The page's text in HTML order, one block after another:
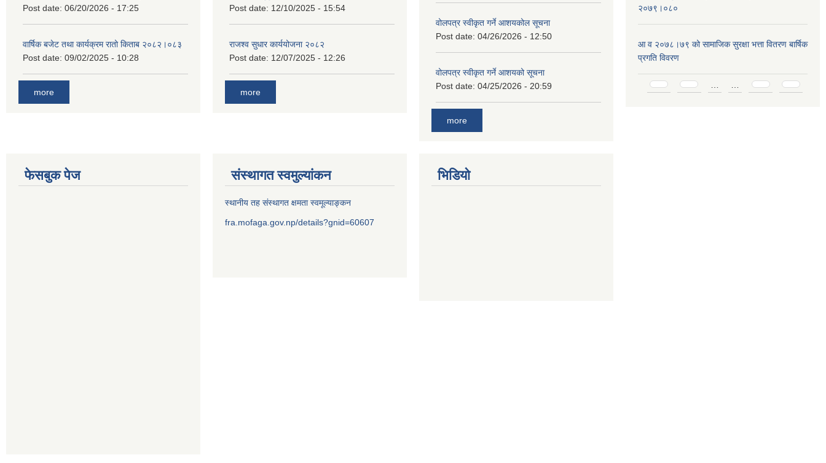
Post date: 06/20/2026 - 17:25
वार्षिक बजेट तथा कार्यक्रम रातो किताब २०८२।०८३
Post date: 09/02/2025 - 10:28
more
Post date: 12/10/2025 - 15:54
राजश्व सुधार कार्ययोजना २०८२
Post date: 12/07/2025 - 12:26
more
वोलपत्र स्वीकृत गर्ने आशयकोल सूचना
Post date: 04/26/2026 - 12:50
वोलपत्र स्वीकृत गर्ने आशयको सूचना
Post date: 04/25/2026 - 20:59
more
२०७९।०८०
आ व २०७८।७९ को सामाजिक सुरक्षा भत्ता वितरण बार्षिक
प्रगति विवरण
Pages
फेसबुक पेज संस्थागत स्वमुल्यांकन
स्थानीय तह संस्थागत क्षमता स्वमूल्याङ्कन
fra.mofaga.gov.np/details?gnid=60607
भिडियो